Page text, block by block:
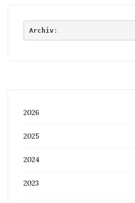
Archiv:
2026
2025
2024
2023